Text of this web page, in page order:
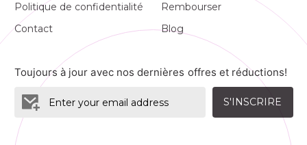
Politique de confidentialité
Contact
Rembourser
Blog
Toujours à jour avec nos dernières offres et réductions!
S'INSCRIRE